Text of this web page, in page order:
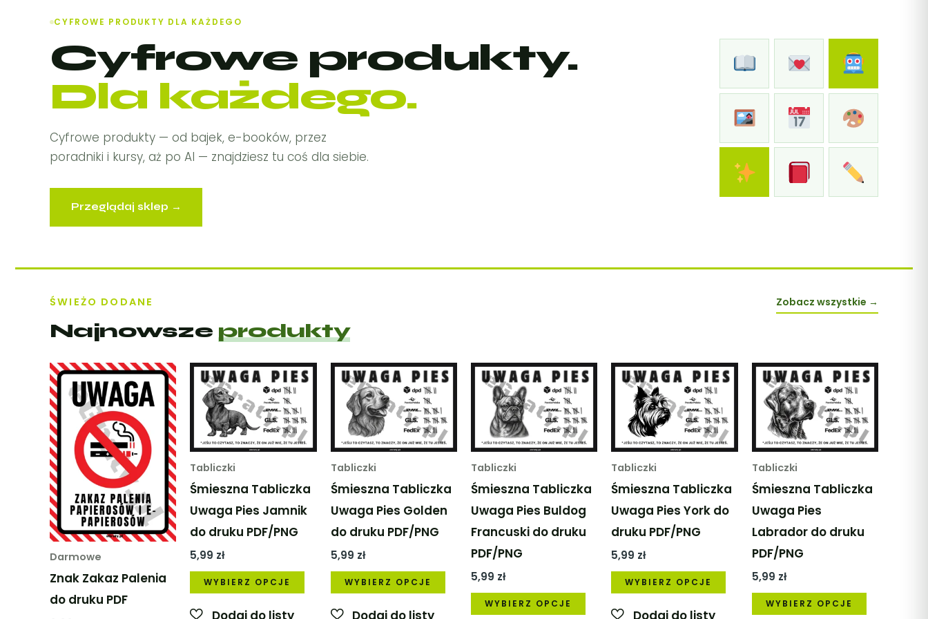
CYFROWE PRODUKTY DLA KAŻDEGO
Cyfrowe produkty.
Dla każdego.
Cyfrowe produkty — od bajek, e-booków, przez
poradniki i kursy, aż po AI — znajdziesz tu coś dla siebie.
Przeglądaj sklep →
ŚWIEŻO DODANE
Najnowsze produkty
Zobacz wszystkie →
Darmowe
Znak Zakaz Palenia
do druku PDF
Tabliczki
Śmieszna Tabliczka
Uwaga Pies Jamnik
do druku PDF/PNG
5,99 zł
WYBIERZ OPCJE
Ten
produkt
Tabliczki
Śmieszna Tabliczka
Uwaga Pies Golden
do druku PDF/PNG
5,99 zł
WYBIERZ OPCJE
Ten
produkt
Tabliczki
Śmieszna Tabliczka
Uwaga Pies Buldog
Francuski do druku
PDF/PNG
5,99 zł
WYBIERZ OPCJE
Ten
Tabliczki
Śmieszna Tabliczka
Uwaga Pies York do
druku PDF/PNG
5,99 zł
WYBIERZ OPCJE
Ten
produkt
Tabliczki
Śmieszna Tabliczka
Uwaga Pies
Labrador do druku
PDF/PNG
5,99 zł
WYBIERZ OPCJE
Ten